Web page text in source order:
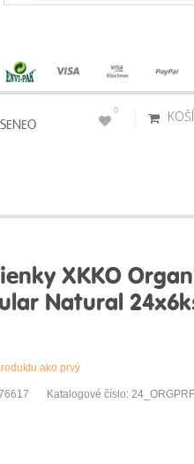
SENEO
0
XKKO
Natural
ako prvý
Katalogové číslo: